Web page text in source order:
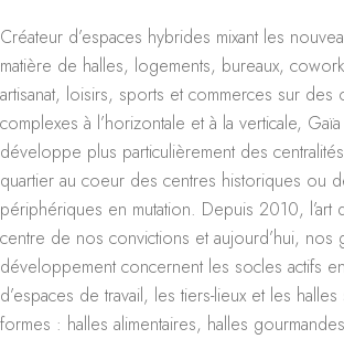
Créateur d’espaces hybrides mixant les
matière de halles, logements, bureaux,
artisanat, loisirs, sports et commerces sur des
complexes à l’horizontale et à la verticale,
développe plus particulièrement des
quartier au coeur des centres historiques ou
périphériques en mutation. Depuis 2010, l’art
centre de nos convictions et aujourd’hui, nos
développement concernent les socles actifs
d’espaces de travail, les tiers-lieux et les
formes : halles alimentaires, halles